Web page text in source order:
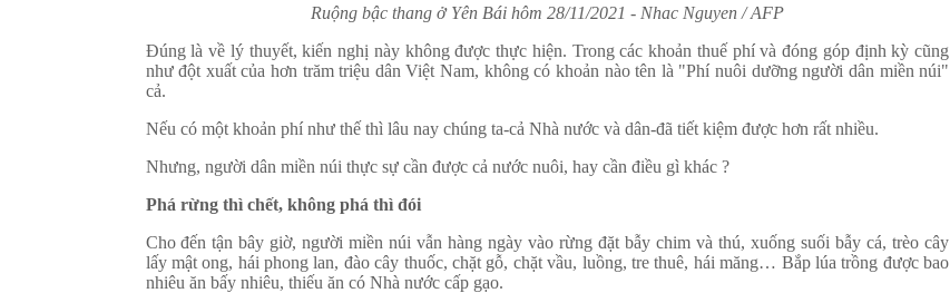
Ruộng bậc thang ở Yên Bái hôm 28/11/2021 - Nhac Nguyen / AFP
Đúng là về lý thuyết, kiến nghị này không được thực hiện. Trong các khoản thuế phí và đóng góp định kỳ cũng
như đột xuất của hơn trăm triệu dân Việt Nam, không có khoản nào tên là "Phí nuôi dưỡng người dân miền núi"
cả.
Nếu có một khoản phí như thế thì lâu nay chúng ta-cả Nhà nước và dân-đã tiết kiệm được hơn rất nhiều.
Nhưng, người dân miền núi thực sự cần được cả nước nuôi, hay cần điều gì khác ?
Phá rừng thì chết, không phá thì đói
Cho đến tận bây giờ, người miền núi vẫn hàng ngày vào rừng đặt bẫy chim và thú, xuống suối bẫy cá, trèo cây
lấy mật ong, hái phong lan, đào cây thuốc, chặt gỗ, chặt vầu, luồng, tre thuê, hái măng… Bắp lúa trồng được bao
nhiêu ăn bấy nhiêu, thiếu ăn có Nhà nước cấp gạo.